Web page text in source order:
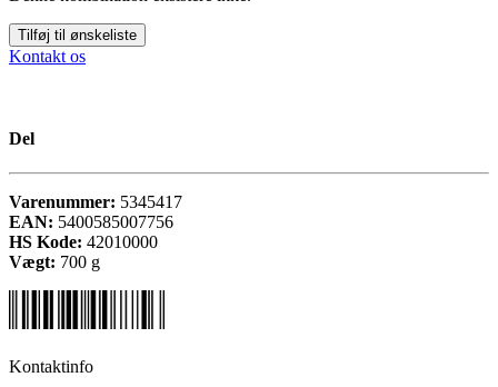
Tilføj til ønskeliste
Kontakt os
Del
Varenummer: 5345417
EAN: 5400585007756
HS Kode: 42010000
Vægt: 700 g
Kontaktinfo